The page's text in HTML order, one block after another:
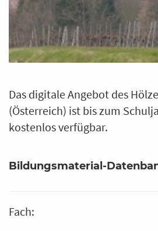
Das digitale Angebot des
(Österreich) ist bis zum
kostenlos verfügbar.
Bildungsmaterial-
Fach: